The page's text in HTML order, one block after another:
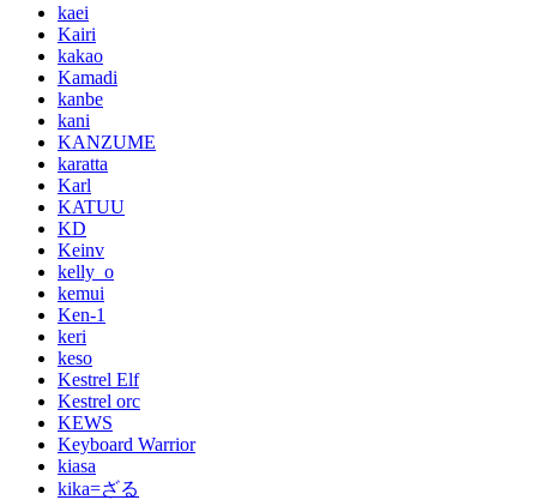
kaei
Kairi
kakao
Kamadi
kanbe
kani
KANZUME
karatta
Karl
KATUU
KD
Keinv
kelly_o
kemui
Ken-1
keri
keso
Kestrel Elf
Kestrel orc
KEWS
Keyboard Warrior
kiasa
kika=ざる